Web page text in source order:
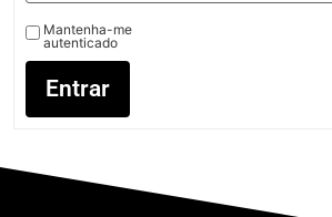
Mantenha-me
autenticado
Entrar